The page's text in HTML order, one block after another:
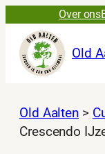
naar
inhoud
Over ons
Old
Old Aalten >
Crescendo